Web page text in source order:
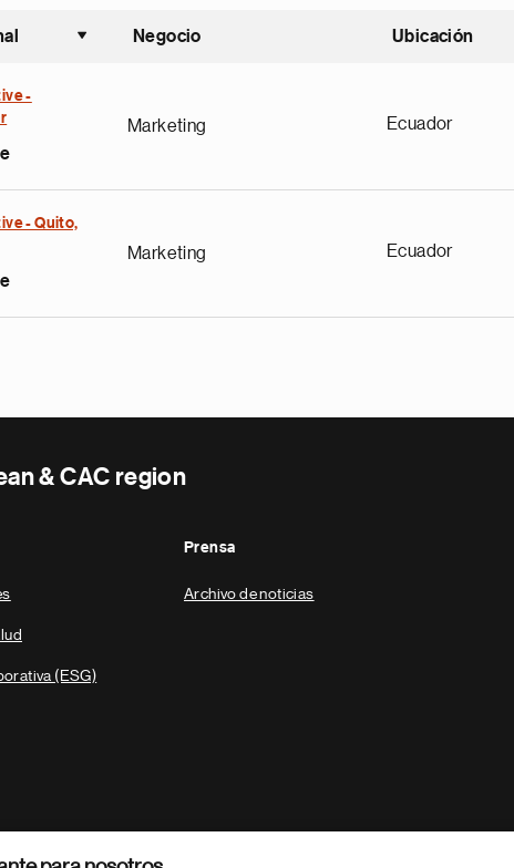
Ordenar ascendente
Negocio Ubicación
-
Marketing Ecuador
- Quito,
Marketing Ecuador
& CAC region
(ESG)
Prensa
Archivo de noticias